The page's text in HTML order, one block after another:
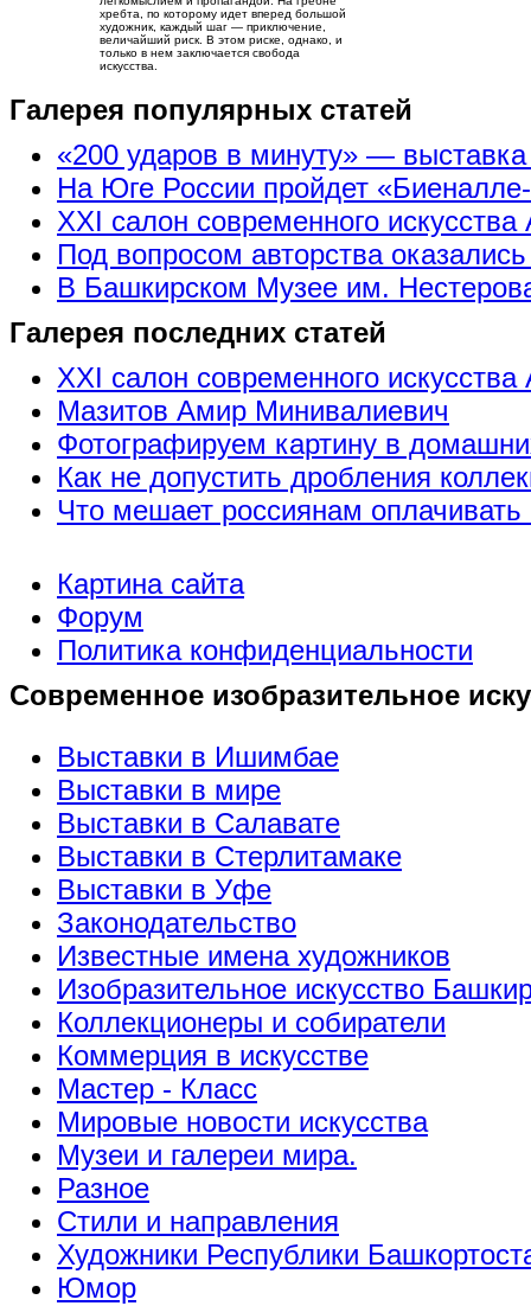
хребта, по которому идет вперед большой
художник, каждый шаг — приключение,
величайший риск. В этом риске, однако, и
только в нем заключается свобода
искусства.
Галерея популярных статей
«200 ударов в минуту» —
На Юге России пройдет
XXI салон современного искусства
Под вопросом авторства
В Башкирском Музее им.
Галерея последних статей
XXI салон современного искусства
Мазитов Амир Минивалиевич
Фотографируем картину в
Как не допустить дробления
Что мешает россиянам
Картина сайта
Форум
Политика конфиденциальности
Современное изобразительное
Выставки в Ишимбае
Выставки в мире
Выставки в Салавате
Выставки в Стерлитамаке
Выставки в Уфе
Законодательство
Известные имена художников
Изобразительное искусство
Коллекционеры и собиратели
Коммерция в искусстве
Мастер - Класс
Мировые новости искусства
Музеи и галереи мира.
Разное
Стили и направления
Художники Республики
Юмор